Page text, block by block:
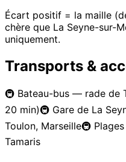
Écart positif = la maille
chère que La Seyne-sur-
uniquement.
Transports &
🚇 Bateau-bus — rade de
20 min)🚇 Gare de La
Toulon, Marseille🚇
Tamaris